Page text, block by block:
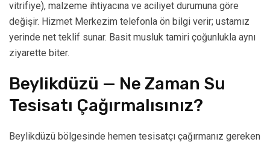
vitrifiye), malzeme ihtiyacına ve aciliyet durumuna göre
değişir. Hizmet Merkezim telefonla ön bilgi verir; ustamız
yerinde net teklif sunar. Basit musluk tamiri çoğunlukla aynı
ziyarette biter.
Beylikdüzü — Ne Zaman Su
Tesisatı Çağırmalısınız?
Beylikdüzü bölgesinde hemen tesisatçı çağırmanız gereken